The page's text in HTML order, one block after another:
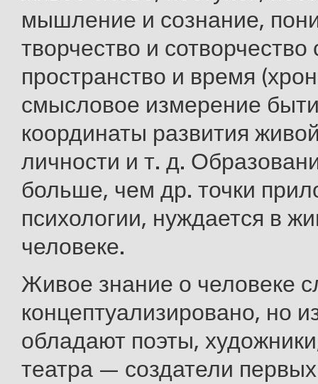
мышление и сознание,
творчество и
пространство и время
смысловое измерение
координаты развития
личности и т. д.
больше, чем др. точки
психологии, нуждается в
человеке.
Живое знание о человеке
концептуализировано, но
обладают поэты,
театра — создатели